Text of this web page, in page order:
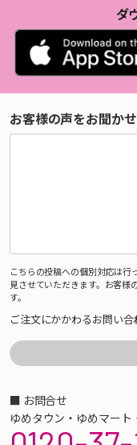
ダ
お客様の声をお聞か
こちらの投稿への個別対応は行
見させていただきます。お客様
す。
ご注文にかかわるお問い合
■ お問合せ
ゆめタウン・ゆめマート